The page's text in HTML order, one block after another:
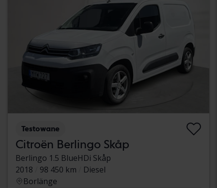
Testowane
Citroën Berlingo Skåp
Berlingo 1.5 BlueHDi Skåp
2018
98 450 km
Diesel
Borlänge